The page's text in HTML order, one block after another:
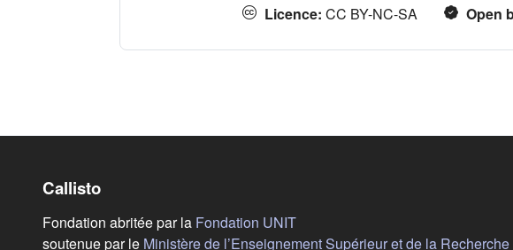
Licence: CC BY-NC-SA Open
Callisto
Fondation abritée par la Fondation UNIT(s'ouvre dans un nouvel onglet)
soutenue par le Ministère de l’Enseignement Supérieur et de la Recherche